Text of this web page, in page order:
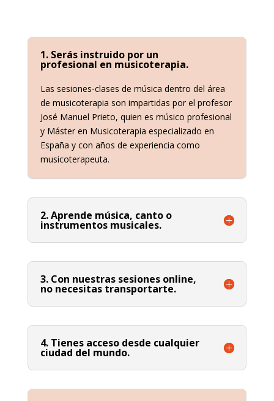
1. Serás instruido por un
profesional en musicoterapia.
Las sesiones-clases de música dentro del área
de musicoterapia son impartidas por el profesor
José Manuel Prieto, quien es músico profesional
y Máster en Musicoterapia especializado en
España y con años de experiencia como
musicoterapeuta.
2. Aprende música, canto o
instrumentos musicales.
3. Con nuestras sesiones online,
no necesitas transportarte.
4. Tienes acceso desde cualquier
ciudad del mundo.